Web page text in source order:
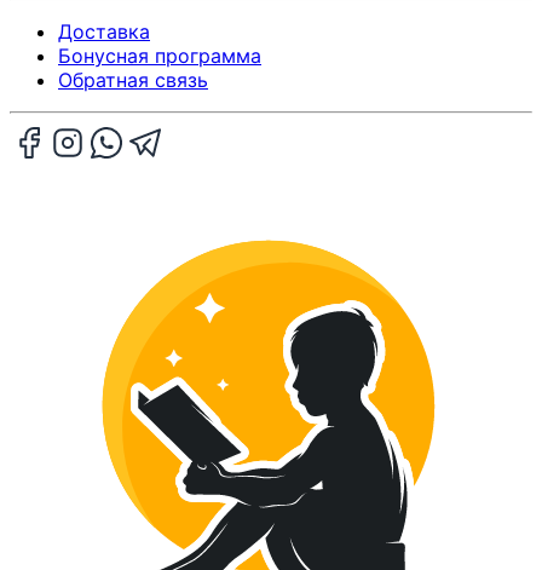
Доставка
Бонусная программа
Обратная связь